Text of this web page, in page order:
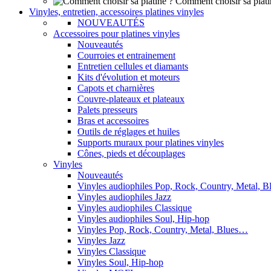
Vinyles, entretien, accessoires platines vinyles
NOUVEAUTÉS
Accessoires pour platines vinyles
Nouveautés
Courroies et entrainement
Entretien cellules et diamants
Kits d'évolution et moteurs
Capots et charnières
Couvre-plateaux et plateaux
Palets presseurs
Bras et accessoires
Outils de réglages et huiles
Supports muraux pour platines vinyles
Cônes, pieds et découplages
Vinyles
Nouveautés
Vinyles audiophiles Pop, Rock, Country, Metal,
Vinyles audiophiles Jazz
Vinyles audiophiles Classique
Vinyles audiophiles Soul, Hip-hop
Vinyles Pop, Rock, Country, Metal, Blues…
Vinyles Jazz
Vinyles Classique
Vinyles Soul, Hip-hop